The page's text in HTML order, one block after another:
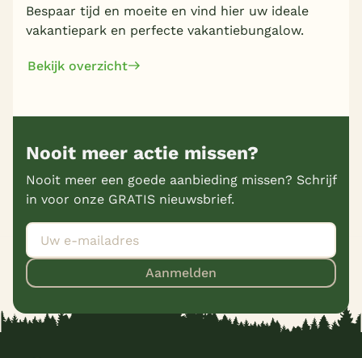
Bespaar tijd en moeite en vind hier uw ideale
vakantiepark en perfecte vakantiebungalow.
Bekijk overzicht
Nooit meer actie missen?
Nooit meer een goede aanbieding missen? Schrijf
in voor onze GRATIS nieuwsbrief.
Aanmelden